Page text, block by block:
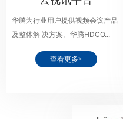
华腾为行业用户提供视频会议产品
及整体解 决方案。华腾HDCO...
查看更多>